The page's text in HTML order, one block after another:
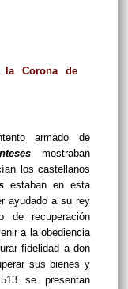
la Corona de
armado de
mostraban
los castellanos
estaban en esta
ayudado a su rey
de recuperación
a la obediencia
fidelidad a don
sus bienes y
se presentan